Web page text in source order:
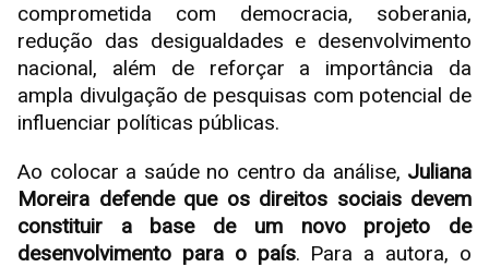
comprometida com democracia, soberania,
redução das desigualdades e desenvolvimento
nacional, além de reforçar a importância da
ampla divulgação de pesquisas com potencial de
influenciar políticas públicas.
Ao colocar a saúde no centro da análise, Juliana
Moreira defende que os direitos sociais devem
constituir a base de um novo projeto de
desenvolvimento para o país. Para a autora, o